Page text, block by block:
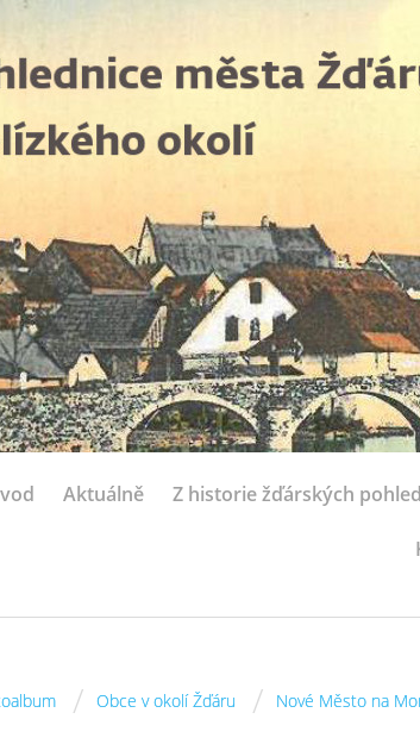
Aktuálně Z historie žďárských
/ Obce v okolí Žďáru / Nové Město na